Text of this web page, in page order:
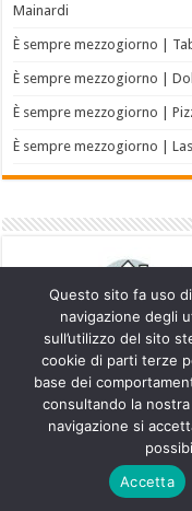
Mainardi
È sempre mezzogiorno |
È sempre mezzogiorno |
È sempre mezzogiorno |
È sempre mezzogiorno |
Powered by
©
Questo sito fa uso
navigazione degli
sull’utilizzo del sito
cookie di parti terze
base dei
consultando la
navigazione si
Accetta